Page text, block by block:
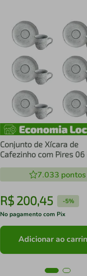
Conjunto de Xícara de
Cafezinho com Pires 06
7.033 pontos
R$200,45 -5%
No pagamento com Pix
Adicionar ao